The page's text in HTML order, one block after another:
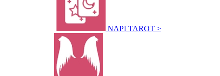
NAPI TAROT >